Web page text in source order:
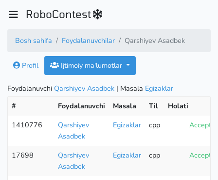
RoboContest
Bosh sahifa Foydalanuvchilar Qarshiyev Asadbek
Profil Ijtimoiy ma'lumotlar
Foydalanuvchi Qarshiyev Asadbek | Masala Egizaklar
#
Foydalanuvchi Masala Til
Holati
1410776
Qarshiyev
Asadbek
Egizaklar cpp
17698
Qarshiyev
Asadbek
Egizaklar cpp